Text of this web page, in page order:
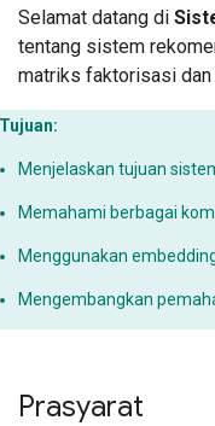
Selamat datang di
tentang sistem
matriks faktorisasi
Tujuan:
Menjelaskan tujuan
Memahami berbagai
Menggunakan
Mengembangkan
Prasyarat